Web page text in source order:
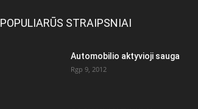
POPULIARŪS STRAIPSNIAI
Automobilio aktyvioji sauga
Rgp 9, 2012